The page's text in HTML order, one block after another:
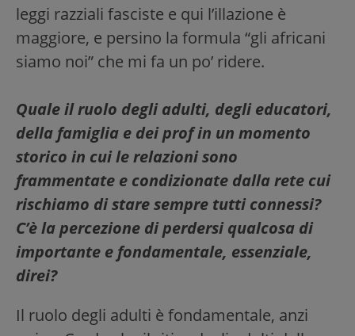
leggi razziali fasciste e qui l’illazione è
maggiore, e persino la formula “gli africani
siamo noi” che mi fa un po’ ridere.
Quale il ruolo degli adulti, degli educatori,
della famiglia e dei prof in un momento
storico in cui le relazioni sono
frammentate e condizionate dalla rete cui
rischiamo di stare sempre tutti connessi?
C’è la percezione di perdersi qualcosa di
importante e fondamentale, essenziale,
direi?
Il ruolo degli adulti è fondamentale, anzi